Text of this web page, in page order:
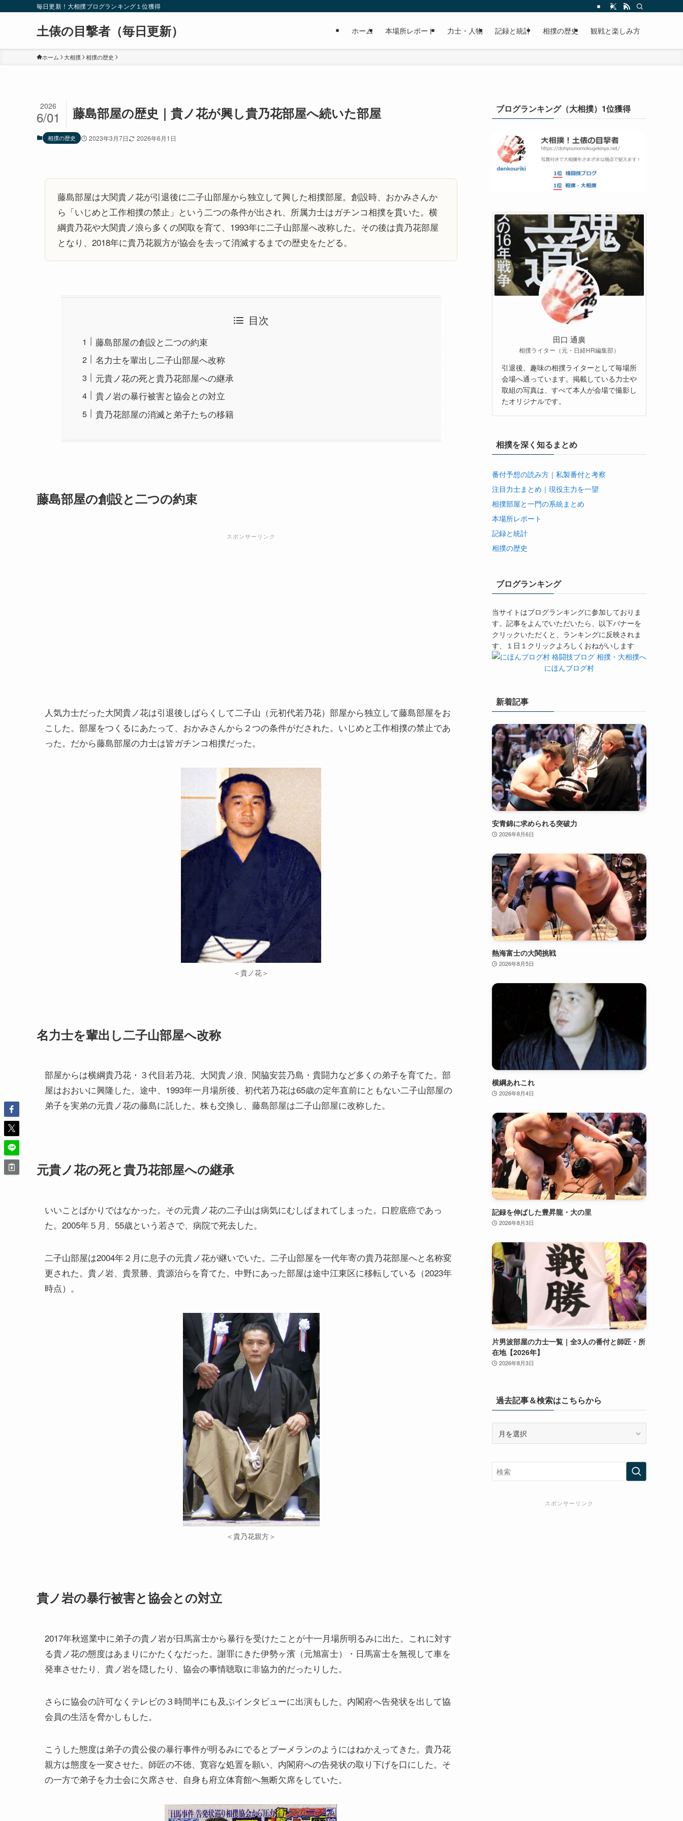
毎日更新！大相撲ブログランキング１位獲得
土俵の目撃者（毎日更新） ホーム 本場所レポート 力士・人物 記録と統計 相撲の歴史 観戦と楽しみ方
ホーム 大相撲 相撲の歴史
藤島部屋の歴史｜貴ノ花が興し貴乃花部屋へ続いた部屋
2026
6/01
相撲の歴史 2023年3月7日 2026年6月1日
藤島部屋は大関貴ノ花が引退後に二子山部屋から独立して興した相撲部屋。創設時、おかみさんか
ら「いじめと工作相撲の禁止」という二つの条件が出され、所属力士はガチンコ相撲を貫いた。横
綱貴乃花や大関貴ノ浪ら多くの関取を育て、1993年に二子山部屋へ改称した。その後は貴乃花部屋
となり、2018年に貴乃花親方が協会を去って消滅するまでの歴史をたどる。
目次
藤島部屋の創設と二つの約束
名力士を輩出し二子山部屋へ改称
元貴ノ花の死と貴乃花部屋への継承
貴ノ岩の暴行被害と協会との対立
貴乃花部屋の消滅と弟子たちの移籍
藤島部屋の創設と二つの約束
スポンサーリンク
人気力士だった大関貴ノ花は引退後しばらくして二子山（元初代若乃花）部屋から独立して藤島部屋をお
こした。部屋をつくるにあたって、おかみさんから２つの条件がだされた。いじめと工作相撲の禁止であ
った。だから藤島部屋の力士は皆ガチンコ相撲だった。
＜貴ノ花＞
名力士を輩出し二子山部屋へ改称
部屋からは横綱貴乃花・３代目若乃花、大関貴ノ浪、関脇安芸乃島・貴闘力など多くの弟子を育てた。部
屋はおおいに興隆した。途中、1993年一月場所後、初代若乃花は65歳の定年直前にともない二子山部屋の
弟子を実弟の元貴ノ花の藤島に託した。株も交換し、藤島部屋は二子山部屋に改称した。
元貴ノ花の死と貴乃花部屋への継承
いいことばかりではなかった。その元貴ノ花の二子山は病気にむしばまれてしまった。口腔底癌であっ
た。2005年５月、55歳という若さで、病院で死去した。
二子山部屋は2004年２月に息子の元貴ノ花が継いでいた。二子山部屋を一代年寄の貴乃花部屋へと名称変
更された。貴ノ岩、貴景勝、貴源治らを育てた。中野にあった部屋は途中江東区に移転している（2023年
時点）。
＜貴乃花親方＞
貴ノ岩の暴行被害と協会との対立
2017年秋巡業中に弟子の貴ノ岩が日馬富士から暴行を受けたことが十一月場所明るみに出た。これに対す
る貴ノ花の態度はあまりにかたくなだった。謝罪にきた伊勢ヶ濱（元旭富士）・日馬富士を無視して車を
発車させたり、貴ノ岩を隠したり、協会の事情聴取に非協力的だったりした。
さらに協会の許可なくテレビの３時間半にも及ぶインタビューに出演もした。内閣府へ告発状を出して協
会員の生活を脅かしもした。
こうした態度は弟子の貴公俊の暴行事件が明るみにでるとブーメランのようにはねかえってきた。貴乃花
親方は態度を一変させた。師匠の不徳、寛容な処置を願い、内閣府への告発状の取り下げを口にした。そ
の一方で弟子を力士会に欠席させ、自身も府立体育館へ無断欠席をしていた。
ブログランキング（大相撲）1位獲得
田口 通廣
相撲ライター（元・日経HR編集部）
引退後、趣味の相撲ライターとして毎場所
会場へ通っています。掲載している力士や
取組の写真は、すべて本人が会場で撮影し
たオリジナルです。
相撲を深く知るまとめ
番付予想の読み方｜私製番付と考察
注目力士まとめ｜現役主力を一望
相撲部屋と一門の系統まとめ
本場所レポート
記録と統計
相撲の歴史
ブログランキング
当サイトはブログランキングに参加しておりま
す。記事をよんでいただいたら、以下バナーを
クリックいただくと、ランキングに反映されま
す、１日１クリックよろしくおねがいします
にほんブログ村
新着記事
安青錦に求められる突破力
2026年8月6日
熱海富士の大関挑戦
2026年8月5日
横綱あれこれ
2026年8月4日
記録を伸ばした豊昇龍・大の里
2026年8月3日
片男波部屋の力士一覧｜全3人の番付と師匠・所
在地【2026年】
2026年8月3日
過去記事＆検索はこちらから
事
＆
検
スポンサーリンク